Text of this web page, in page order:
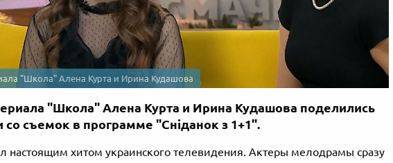
"Школа" Алена Курта и Ирина Кудашова
"Школа" Алена Курта и Ирина Кудашова поделились
со съемок в программе "Сніданок з 1+1".
настоящим хитом украинского телевидения. Актеры мелодрамы сразу